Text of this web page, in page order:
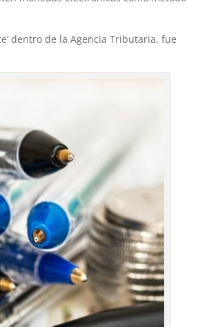
dentro de la Agencia Tributaria, fue